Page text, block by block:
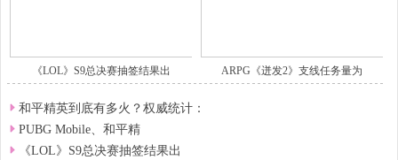
《LOL》S9总决赛抽签结果出 ARPG《迸发2》支线任务量为
和平精英到底有多火？权威统计：
PUBG Mobile、和平精
《LOL》S9总决赛抽签结果出